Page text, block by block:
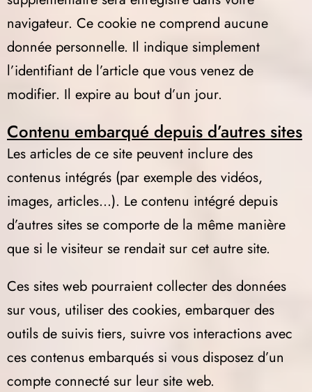
navigateur. Ce cookie ne comprend aucune
donnée personnelle. Il indique simplement
l’identifiant de l’article que vous venez de
modifier. Il expire au bout d’un jour.
Contenu embarqué depuis d’autres sites
Les articles de ce site peuvent inclure des
contenus intégrés (par exemple des vidéos,
images, articles…). Le contenu intégré depuis
d’autres sites se comporte de la même manière
que si le visiteur se rendait sur cet autre site.
Ces sites web pourraient collecter des données
sur vous, utiliser des cookies, embarquer des
outils de suivis tiers, suivre vos interactions avec
ces contenus embarqués si vous disposez d’un
compte connecté sur leur site web.